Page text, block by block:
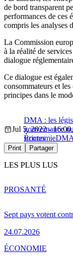
de bord transparent
performances de ces
compris les analyses
La Commission
à la réalité de
dialogue
Ce dialogue est
consommateurs et
principes dans le
DMA : les
gouvernance
strictes
Jul 5, 2022 - 16:00
ÉconomieDMA
Print Partager
LES PLUS LUS
Sept pays votent
24.07.2026
PROSANTÉ
ÉCONOMIE